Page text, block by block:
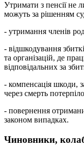
Утримати з пенсії не
можуть за рішенням
- утримання членів
- відшкодування
та організацій, де
відповідальних за
- компенсація шкоди,
через смерть
- повернення
законом випадках.
Чиновники,